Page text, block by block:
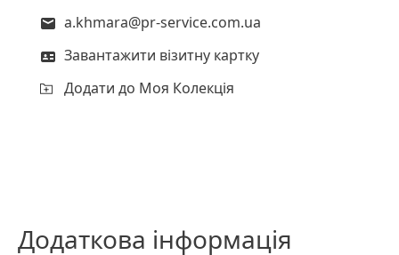
a.khmara@pr-service.com.ua
Завантажити візитну картку
Додати до Моя Колекція
Додаткова інформація